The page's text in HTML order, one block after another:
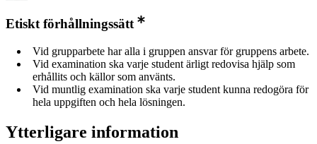
Etiskt förhållningssätt
Vid grupparbete har alla i gruppen ansvar för gruppens arbete.
Vid examination ska varje student ärligt redovisa hjälp som
erhållits och källor som använts.
Vid muntlig examination ska varje student kunna redogöra för
hela uppgiften och hela lösningen.
Ytterligare information